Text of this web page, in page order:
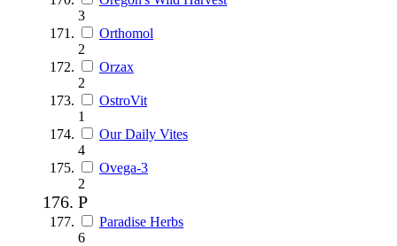
3
Orthomol
2
Orzax
2
OstroVit
1
Our Daily Vites
4
Ovega-3
2
P
Paradise Herbs
6